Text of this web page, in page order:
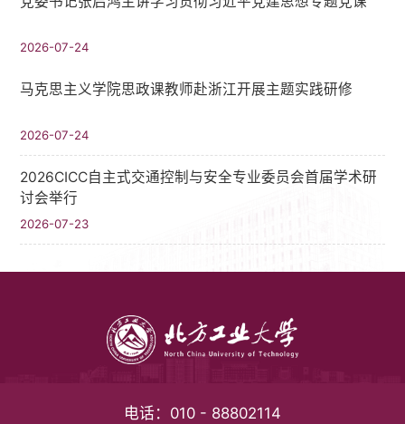
2026-07-24
马克思主义学院思政课教师赴浙江开展主题实践研修
2026-07-24
2026CICC自主式交通控制与安全专业委员会首届学术研
讨会举行
2026-07-23
电话： 010 - 88802114